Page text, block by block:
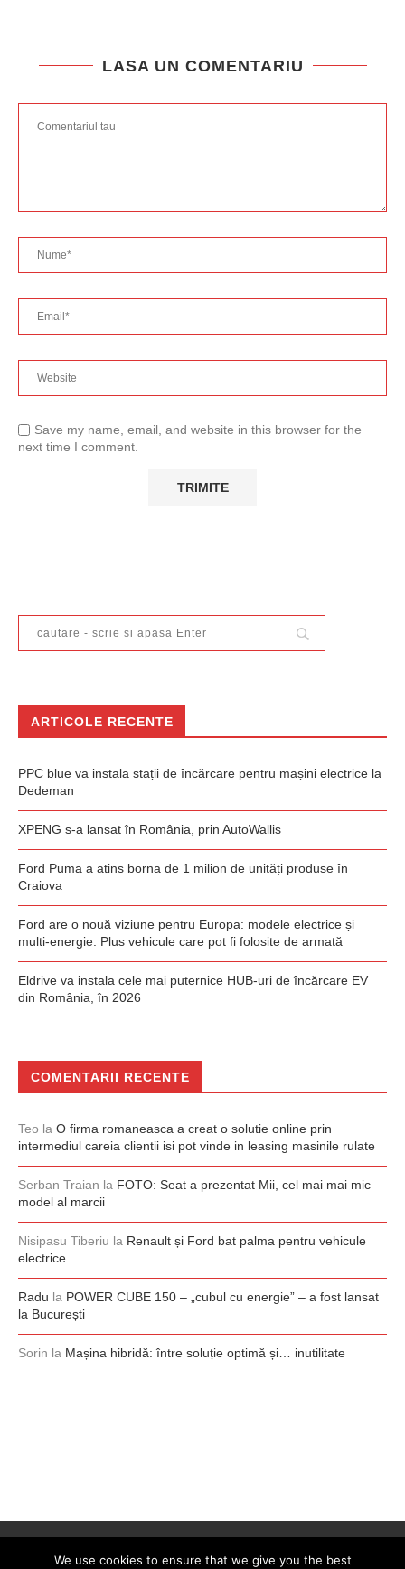
LASA UN COMENTARIU
Save my name, email, and website in this browser for the
next time I comment.
ARTICOLE RECENTE
PPC blue va instala stații de încărcare pentru mașini electrice la
Dedeman
XPENG s-a lansat în România, prin AutoWallis
Ford Puma a atins borna de 1 milion de unități produse în
Craiova
Ford are o nouă viziune pentru Europa: modele electrice și
multi-energie. Plus vehicule care pot fi folosite de armată
Eldrive va instala cele mai puternice HUB-uri de încărcare EV
din România, în 2026
COMENTARII RECENTE
Teo la O firma romaneasca a creat o solutie online prin
intermediul careia clientii isi pot vinde in leasing masinile rulate
Serban Traian la FOTO: Seat a prezentat Mii, cel mai mai mic
model al marcii
Nisipasu Tiberiu la Renault și Ford bat palma pentru vehicule
electrice
Radu la POWER CUBE 150 – „cubul cu energie” – a fost lansat
la București
Sorin la Mașina hibridă: între soluție optimă și… inutilitate
We use cookies to ensure that we give you the best